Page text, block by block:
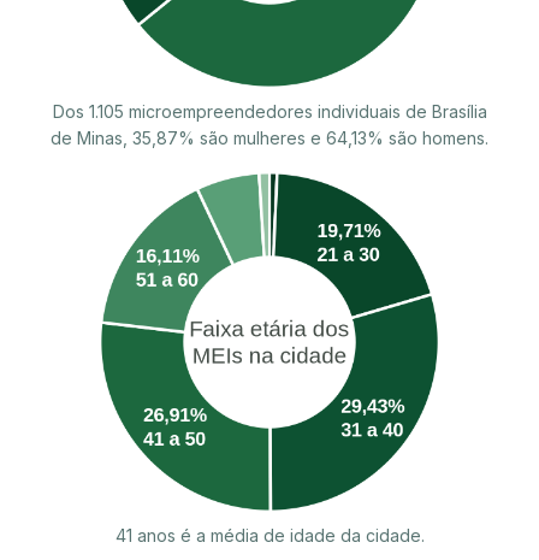
Dos 1.105 microempreendedores individuais de Brasília
de Minas, 35,87% são mulheres e 64,13% são homens.
41 anos é a média de idade da cidade.